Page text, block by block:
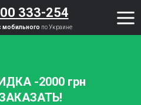
333-254
мобильного по Украине
-2000 грн